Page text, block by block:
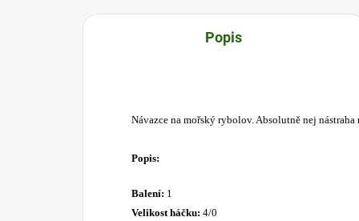
Popis
Návazce na mořský rybolov. Absolutně nej nástraha
Popis:
Balení: 1
Velikost háčku: 4/0